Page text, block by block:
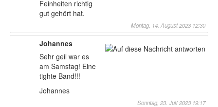
Feinheiten richtig
gut gehört hat.
Montag, 14. August 2023 12:30
Johannes
Sehr geil war es
am Samstag! Eine
tighte Band!!!
Johannes
Sonntag, 23. Juli 2023 19:17